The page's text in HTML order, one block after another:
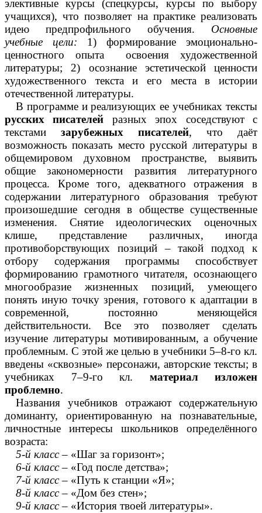
элективные курсы (спецкурсы, курсы по выбору
учащихся), что позволяет на практике реализовать
идею предпрофильного обучения. Основные
учебные цели: 1) формирование эмоционально-
ценностного опыта освоения художественной
литературы; 2) осознание эстетической ценности
художественного текста и его места в истории
отечественной литературы.
В программе и реализующих ее учебниках тексты
русских писателей разных эпох соседствуют с
текстами зарубежных писателей, что даёт
возможность показать место русской литературы в
общемировом духовном пространстве, выявить
общие закономерности развития литературного
процесса. Кроме того, адекватного отражения в
содержании литературного образования требуют
произошедшие сегодня в обществе существенные
изменения. Снятие идеологических оценочных
клише, представление различных, иногда
противоборствующих позиций – такой подход к
отбору содержания программы способствует
формированию грамотного читателя, осознающего
многообразие жизненных позиций, умеющего
понять иную точку зрения, готового к адаптации в
современной, постоянно меняющейся
действительности. Все это позволяет сделать
изучение литературы мотивированным, а обучение
проблемным. С этой же целью в учебники 5–8-го кл.
введены «сквозные» персонажи, авторские тексты; в
учебниках 7–9-го кл. материал изложен
проблемно.
Названия учебников отражают содержательную
доминанту, ориентированную на познавательные,
личностные интересы школьников определённого
возраста:
5-й класс– «Шаг за горизонт»;
6-й класс– «Год после детства»;
7-й класс– «Путь к станции «Я»;
8-й класс– «Дом без стен»;
9-й класс– «История твоей литературы».